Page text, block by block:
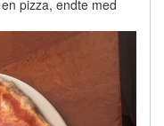
pizza, endte med